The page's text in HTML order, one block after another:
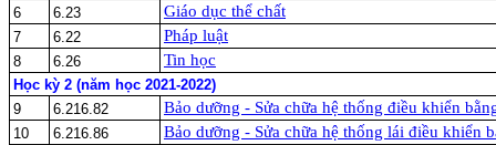
6 6.23 Giáo dục thể chất
7 6.22 Pháp luật
8 6.26 Tin học
Học kỳ 2 (năm học 2021-2022)
9
6.216.82 Bảo dưỡng - Sửa chữa hệ thống điều khiển
10 6.216.86 Bảo dưỡng - Sửa chữa hệ thống lái điều khiển